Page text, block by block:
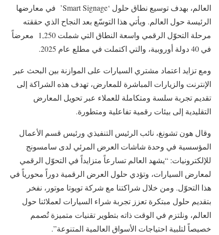
العالم، بهدف توسيع نطاق حلول ‘Smart Signage’ في معارضها
الرئيسة حول العالم. ويأتي هذا التوسّع بعد النجاح الذي حققته
مرحلة التحوّل الرقمي واسعة النطاق التي شملت 1,250 معرضاً
في 40 دولة أوروبية، والتي اكتملت في مطلع عام 2025.
ومع تزايد اعتماد مشتري السيارات على الموازنة بين البحث عبر
الإنترنت والزيارات المباشرة للمعارض، تهدف هذه الشراكة إلى
تقديم تجربة سلسة ومتكاملة للعملاء عبر تحويل المعارض
التقليدية إلى بيئات رقمية تفاعلية ومتطورة.
وقال هون تشونغ، نائب الرئيس التنفيذي ورئيس قسم الأعمال
المؤسسية في وحدة شاشات العرض المرئي لدى سامسونج
للإلكترونيات: “يشهد العالم تسارعاً متزايداً في التحوّل الرقمي
لمعارض السيارات، وتؤدي حلول العرض الرقمية دوراً محورياً في
هذا التحوّل. ومن خلال شراكتنا مع شركة تويوتا موتور، نفخر
بتقديم حلول مبتكرة تعزز تجربة شراء السيارات لعملائنا حول
العالم، ونلتزم في الوقت ذاته بتطوير تقنيات متميزة تُصمم
خصيصاً لتلبية احتياجات الأسواق العالمية المتنوعة”.